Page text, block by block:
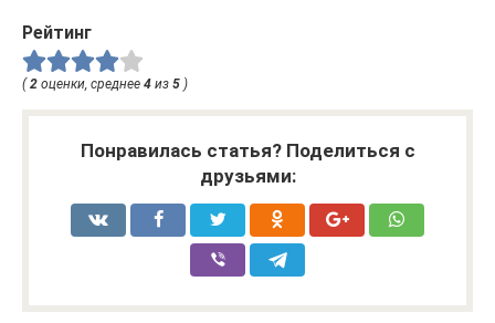
Рейтинг
( 2 оценки, среднее 4 из 5 )
Понравилась статья? Поделиться с
друзьями: